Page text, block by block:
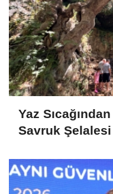
Yaz
Savruk